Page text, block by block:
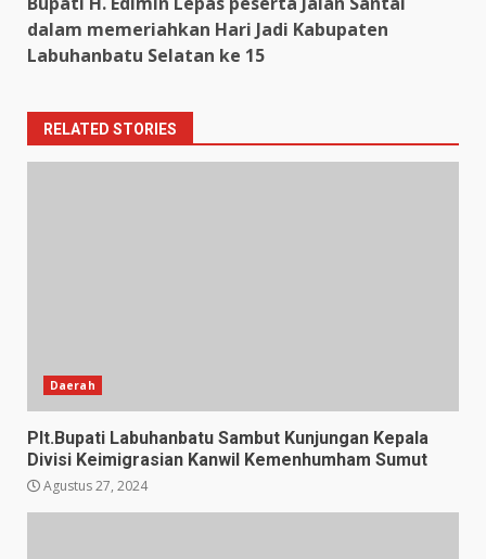
dalam memeriahkan Hari Jadi Kabupaten
Labuhanbatu Selatan ke 15
RELATED STORIES
Daerah
Plt.Bupati Labuhanbatu Sambut Kunjungan Kepala
Divisi Keimigrasian Kanwil Kemenhumham Sumut
Agustus 27, 2024